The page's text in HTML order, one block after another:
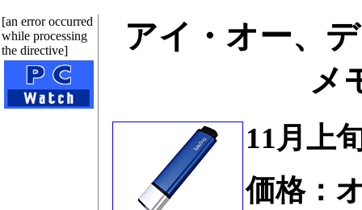
[an error occurred
while processing
the directive]
アイ・オー、
メ
11月上
価格：